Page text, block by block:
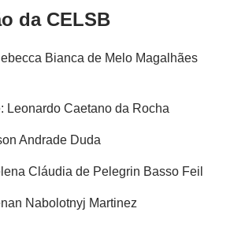
da CELSB
Bianca de Melo Magalhães
Leonardo Caetano da Rocha
Andrade Duda
Cláudia de Pelegrin Basso Feil
Nabolotnyj Martinez